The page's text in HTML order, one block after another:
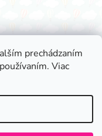
prechádzaním
Viac